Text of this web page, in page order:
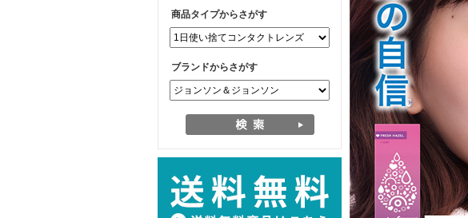
商品タイプからさがす
ブランドからさがす